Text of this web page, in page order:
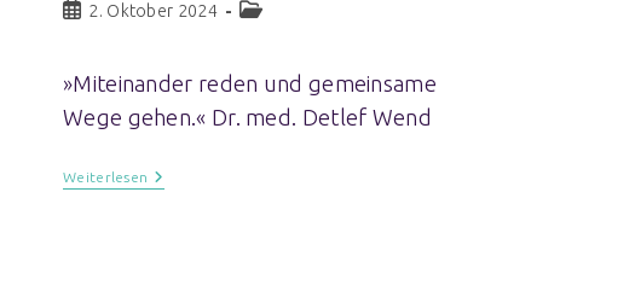
2. Oktober 2024
»Miteinander reden und gemeinsame
Wege gehen.« Dr. med. Detlef Wend
Weiterlesen